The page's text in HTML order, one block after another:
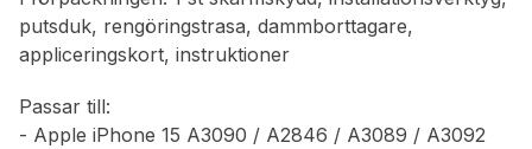
putsduk, rengöringstrasa, dammborttagare,
appliceringskort, instruktioner
Passar till:
- Apple iPhone 15 A3090 / A2846 / A3089 / A3092